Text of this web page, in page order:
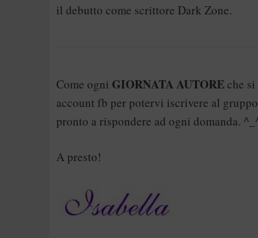
il debutto come scrittore Dark Zone.
Come ogni GIORNATA AUTOREche
account fb per potervi iscrivere al
pronto a rispondere ad ogni domanda.
A presto!